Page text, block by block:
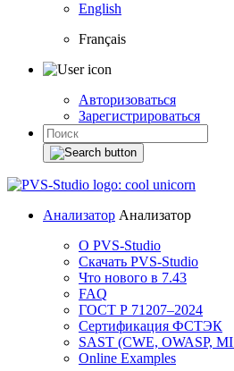
English
Français
Авторизоваться
Зарегистрироваться
Анализатор Анализатор
О PVS-Studio
Скачать PVS-Studio
Что нового в 7.43
FAQ
ГОСТ Р 71207–2024
Сертификация ФСТЭК
SAST (CWE, OWASP,
Online Examples